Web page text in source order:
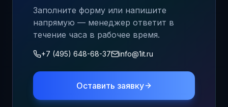
Заполните форму или напишите
напрямую — менеджер ответит в
течение часа в рабочее время.
+7 (495) 648-68-37 info@1it.ru
Оставить заявку